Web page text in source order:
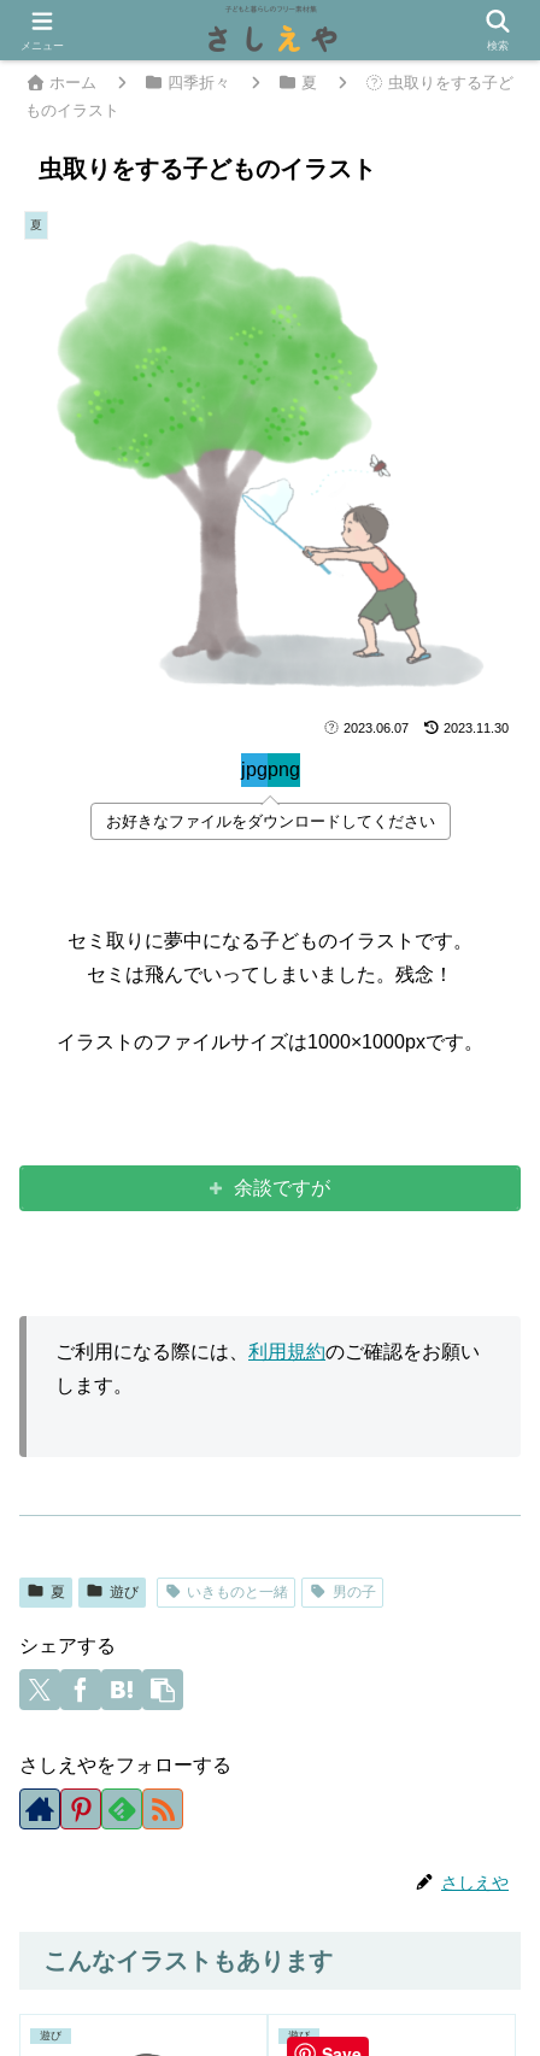
ホーム 四季折々 夏
虫取りをする子ど
ものイラスト
虫取りをする子どものイラスト
夏
2023.06.07 2023.11.30
jpgpng
お好きなファイルをダウンロードしてください
セミ取りに夢中になる子どものイラストです。
セミは飛んでいってしまいました。残念！
イラストのファイルサイズは1000×1000pxです。
余談ですが
ご利用になる際には、 利用規約のご確認をお願い
します。
夏 遊び いきものと一緒 男の子
シェアする
さしえやをフォローする
さしえや
こんなイラストもあります
遊び 遊び
メニュー 検索